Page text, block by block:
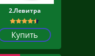
2.Левитра
Купить